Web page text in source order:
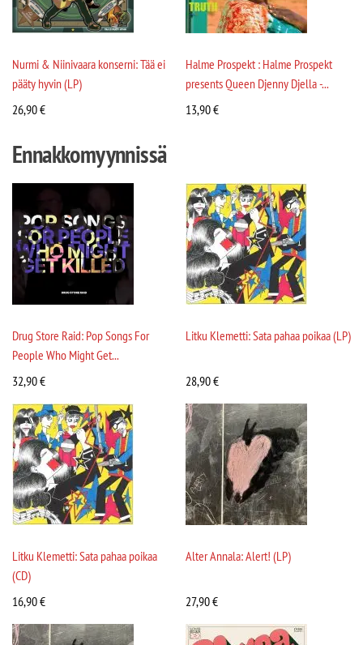
Nurmi & Niinivaara konserni: Tää ei
pääty hyvin (LP)
26,90€
Halme Prospekt : Halme Prospekt
presents Queen Djenny Djella -...
13,90€
Ennakkomyynnissä
Drug Store Raid: Pop Songs For
People Who Might Get...
32,90€
Litku Klemetti: Sata pahaa poikaa (LP)
28,90€
Litku Klemetti: Sata pahaa poikaa
(CD)
16,90€
Alter Annala: Alert! (LP)
27,90€